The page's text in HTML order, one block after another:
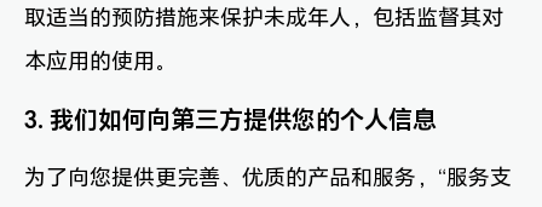
取适当的预防措施来保护未成年人，包括监督其对
本应用的使用。
3. 我们如何向第三方提供您的个人信息
为了向您提供更完善、优质的产品和服务，“服务支